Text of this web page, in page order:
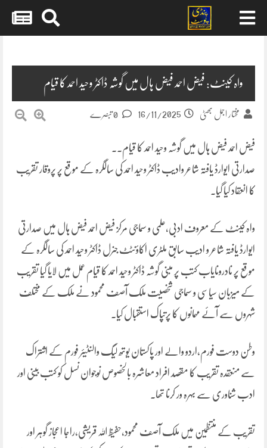
واہ کینٹ: فیض احمد فیض ہال میں گوشہ ڈاکٹر وحید احمد کا قیام
مختار اجمل بھٹی 16/11/2025
فیض احمد فیض ہال میں گوشہ وحید احمد کا قیام۔۔
صدارتی ایوارڈ یافتہ شاعر وادیب ڈاکٹر وحید احمد کی سالگرہ کے موقع پر پروقار تقریب
کا انعقاد کیا گیا۔
واہ کینٹ کے معروف ادبی،علمی و سماجی مرکز فیض احمد فیض ہال میں صدارتی
ایوارڈ یافتہ شاعر و ادیب سابق ملٹری اکاؤنٹٹ جنرل ڈاکٹر وحید احمد کی سالگرہ کے
موقع پر نادرونایاب کتب پر مبنی گوشہ ڈاکٹر وحید احمد کا قیام عمل میں لایا گیا تقریب
کے میزبان سیاسی و سماجی شخصیت ملک آصف محمود نے ملک کے مختلف
شہروں سے آئے مہمانوں کا پرتپاک استقبال کیا۔
وطن دوست فورم،اردو والے اور پاکستان یوتھ لیگ والنٹیئر فورم کے اشتراک
سے منعقدہ تقریب کا مقصد افراد معاشرہ بالخصوص نوجوان نسل کو کتب بینی اور
ادب شناوری سے بہرہ ور کرنا تھا۔
تقریب کے منتظمین میں ملک آصف محمود،حفیظ اللہ قریشی،راجا اعجاز گوہر اور